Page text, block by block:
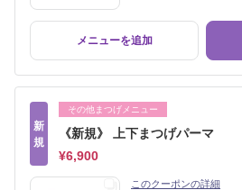
メニューを追加
新
規
その他まつげメニュー
《新規》 上下まつげパーマ
¥6,900
このクーポンの詳細